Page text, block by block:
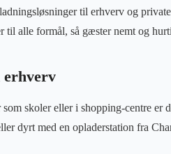
til erhverv og
til alle formål, så gæster nemt og
erhverv
skoler eller i shopping-centre er
dyrt med en opladerstation fra